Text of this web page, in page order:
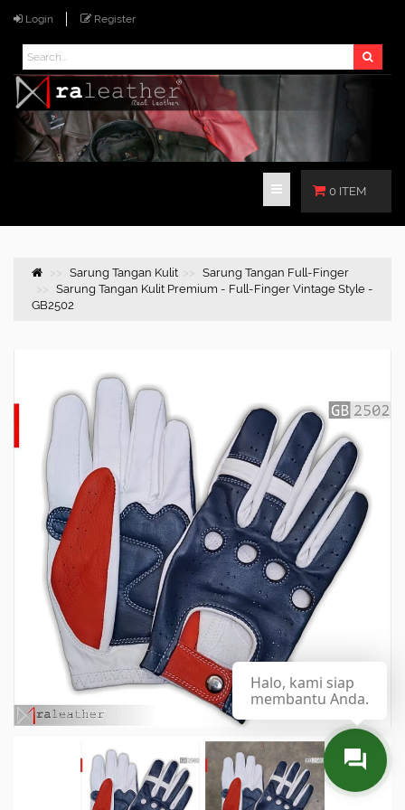
Login Register
0 ITEM
Sarung Tangan Kulit
Sarung Tangan Full-Finger
Sarung Tangan Kulit Premium - Full-Finger Vintage Style -
GB2502
Halo, kami siap
membantu Anda.